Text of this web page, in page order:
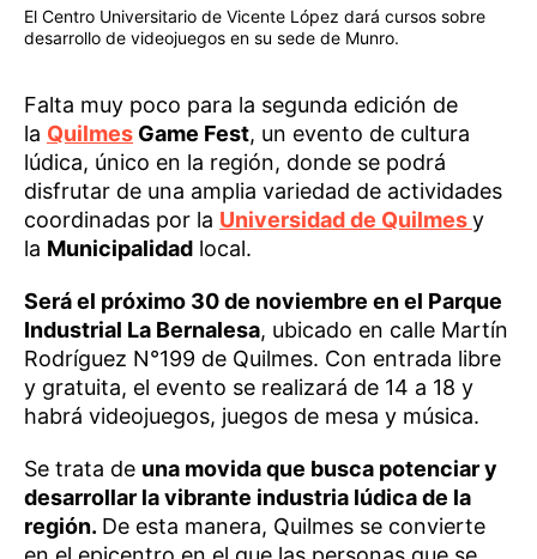
El Centro Universitario de Vicente López dará cursos sobre
desarrollo de videojuegos en su sede de Munro.
Falta muy poco para la segunda edición de
la Quilmes Game Fest, un evento de cultura
lúdica, único en la región, donde se podrá
disfrutar de una amplia variedad de actividades
coordinadas por la Universidad de Quilmesy
la Municipalidad local.
Será el próximo 30 de noviembre en el Parque
Industrial La Bernalesa, ubicado en calle Martín
Rodríguez N°199 de Quilmes. Con entrada libre
y gratuita, el evento se realizará de 14 a 18 y
habrá videojuegos, juegos de mesa y música.
Se trata de una movida que busca potenciar y
desarrollar la vibrante industria lúdica de la
región. De esta manera, Quilmes se convierte